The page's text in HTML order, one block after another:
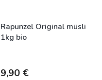
Rapunzel Original müsli
1kg bio
9,90 €